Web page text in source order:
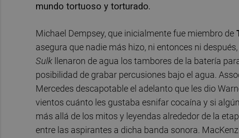
mundo tortuoso y torturado.
Michael Dempsey, que inicialmente fue miembro de
asegura que nadie más hizo, ni entonces ni
Sulk
llenaron de agua los tambores de la batería
posibilidad de grabar percusiones bajo el agua.
Mercedes descapotable el adelanto que les dio
vientos cuánto les gustaba esnifar cocaína y si
más allá de los mitos y leyendas alrededor de la
entre las aspirantes a dicha banda sonora.